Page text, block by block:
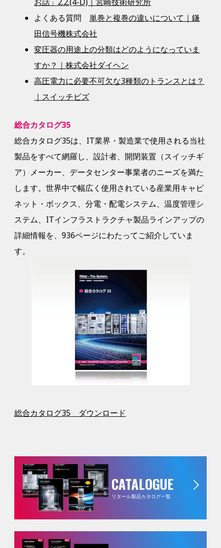
よくある質問単巻と複巻の違いについて｜鎌
田信号機株式会社
変圧器の用途上の分類はどのようになっていま
すか？｜株式会社ダイヘン
高圧電力に必要不可欠な3種類のトランスとは？
｜スイッチビズ
総合カタログ35
総合カタログ35は、IT業界・製造業で使用される当社
製品をすべて網羅し、設計者、開閉装置（スイッチギ
ア）メーカー、データセンター事業者のニーズを満た
します。世界中で幅広く使用されている産業用キャビ
ネット・ボックス、分電・配電システム、温度管理シ
ステム、ITインフラストラクチャ製品ラインアップの
詳細情報を、936ページにわたってご紹介していま
す。
総合カタログ35 ダウンロード
CATALOGUE
リタール製品カタログ一覧